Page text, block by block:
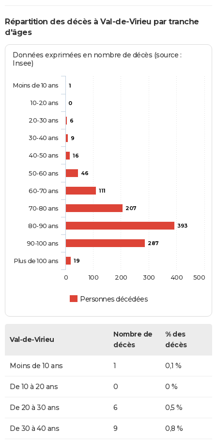
Répartition des décès à Val-de-Virieu par tranche
d'âges
Données exprimées en nombre de décès (source :
Insee)
1
0
6
9
16
46
111
207
393
287
19
Personnes décédées
Moins de 10 ans
10-20 ans
20-30 ans
30-40 ans
40-50 ans
50-60 ans
60-70 ans
70-80 ans
80-90 ans
90-100 ans
Plus de 100 ans
0 100 200 300 400 500
Val-de-Virieu
Nombre de
décès
% des
décès
Moins de 10 ans 1 0,1 %
De 10 à 20 ans 0 0 %
De 20 à 30 ans 6 0,5 %
De 30 à 40 ans 9 0,8 %